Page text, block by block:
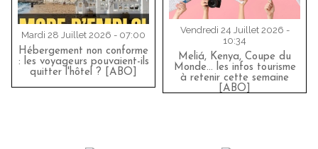
Mardi 28 Juillet 2026 - 07:00
Hébergement non conforme
: les voyageurs pouvaient-ils
quitter l'hôtel ? [ABO]
Vendredi 24 Juillet 2026 -
10:34
Meliá, Kenya, Coupe du
Monde… les infos tourisme
à retenir cette semaine
[ABO]